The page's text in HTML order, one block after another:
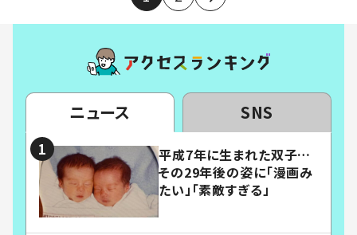
ニュース SNS
平成7年に生まれた双子…
その29年後の姿に「漫画み
たい」「素敵すぎる」